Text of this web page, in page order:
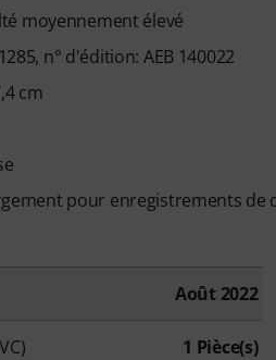
moyennement élevé
n° d'édition: AEB 140022
cm
pour enregistrements
Août 2022
1 Pièce(s)